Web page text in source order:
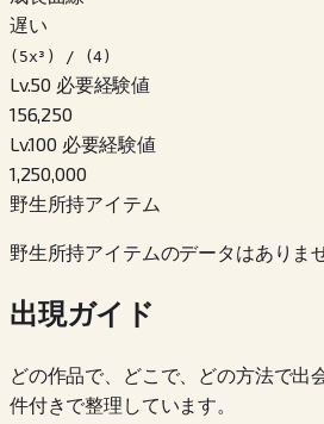
遅い
(5x³) / (4)
Lv.50 必要経験値
156,250
Lv.100 必要経験値
1,250,000
野生所持アイテム
野生所持アイテムのデータはありま
出現ガイド
どの作品で、どこで、どの方法で出
件付きで整理しています。